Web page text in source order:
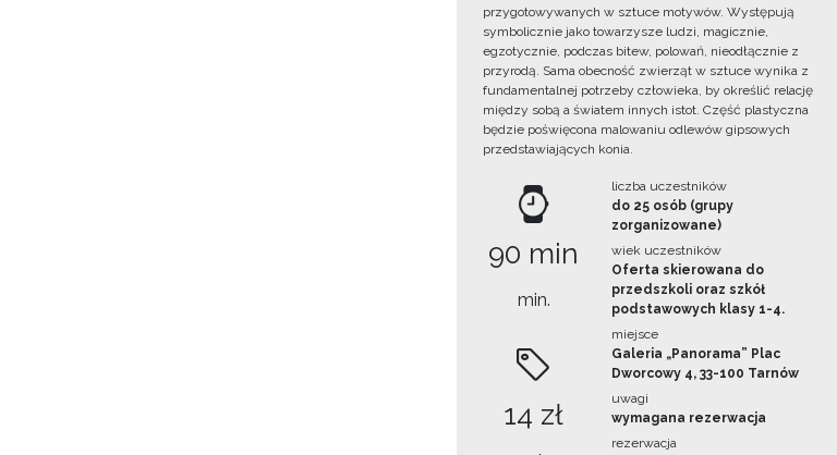
przygotowywanych w sztuce motywów. Występują
symbolicznie jako towarzysze ludzi, magicznie,
egzotycznie, podczas bitew, polowań, nieodłącznie z
przyrodą. Sama obecność zwierząt w sztuce wynika z
fundamentalnej potrzeby człowieka, by określić relację
między sobą a światem innych istot. Część plastyczna
będzie poświęcona malowaniu odlewów gipsowych
przedstawiających konia.
90 min
min.
14 zł
liczba uczestników
do 25 osób (grupy
zorganizowane)
wiek uczestników
Oferta skierowana do
przedszkoli oraz szkół
podstawowych klasy 1-4.
miejsce
Galeria „Panorama” Plac
Dworcowy 4, 33-100 Tarnów
uwagi
wymagana rezerwacja
rezerwacja